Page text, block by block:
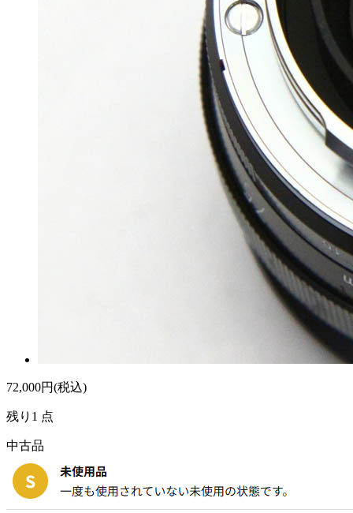
72,000円(税込)
残り1 点
中古品